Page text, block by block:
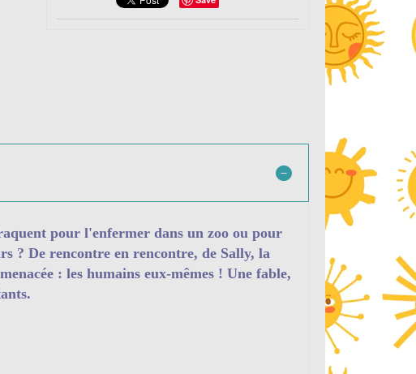
pour l'enfermer dans un zoo ou pour
? De rencontre en rencontre, de Sally, la
: les humains eux-mêmes ! Une fable,